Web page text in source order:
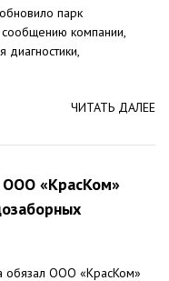
парк
сообщению компании,
ЧИТАТЬ ДАЛЕЕ
ООО «КрасКом»
обязал ООО «КрасКом»